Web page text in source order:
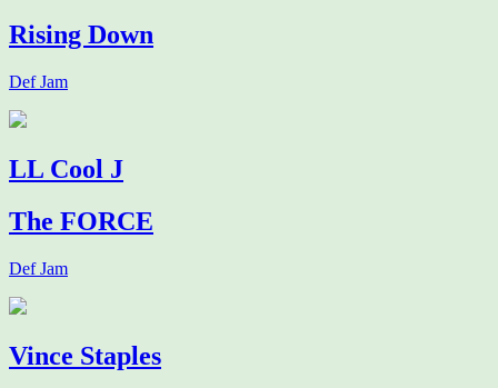
Rising Down
Def Jam
LL Cool J
The FORCE
Def Jam
Vince Staples